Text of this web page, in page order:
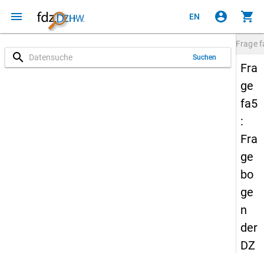
menu EN account_circle shopping_cart
search Suchen
Frage
Fra
ge
fa5
:
Fra
ge
bo
ge
n
der
DZ